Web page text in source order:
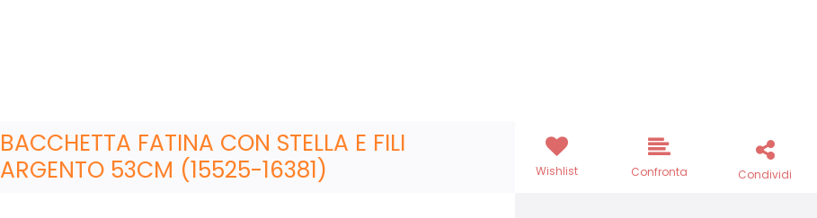
BACCHETTA FATINA CON STELLA E FILI
ARGENTO 53CM (15525-16381)
Wishlist Confronta Condividi